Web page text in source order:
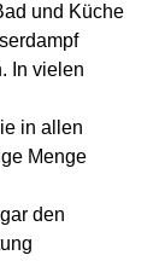
und Küche
In vielen
in allen
Menge
den